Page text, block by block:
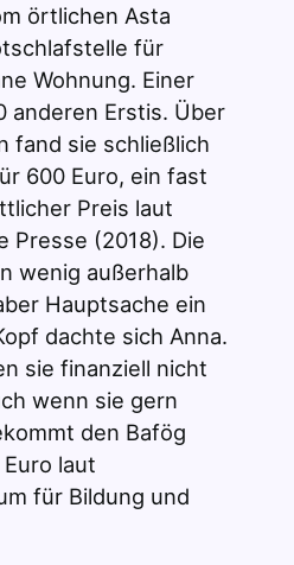
örtlichen Asta
für
Wohnung. Einer
anderen Erstis. Über
fand sie schließlich
600 Euro, ein fast
Preis laut
Presse (2018). Die
wenig außerhalb
Hauptsache ein
dachte sich Anna.
sie finanziell nicht
wenn sie gern
den Bafög
laut
für Bildung und